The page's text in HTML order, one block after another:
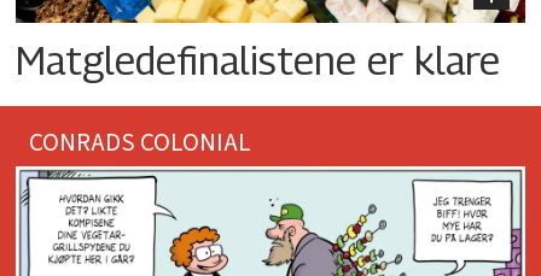
Matgledefinalistene er klare
CONRADS COLONIAL